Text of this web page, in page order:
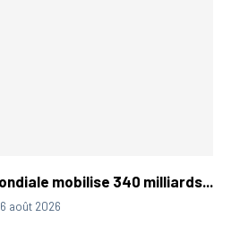
mobilise 340 milliards...
6 août 2026